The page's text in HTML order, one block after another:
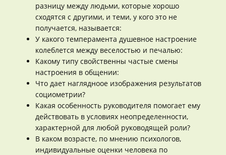
разницу между людьми, которые хорошо
сходятся с другими, и теми, у кого это не
получается, называется:
У какого темперамента душевное настроение
колеблется между веселостью и печалью:
Какому типу свойственны частые смены
настроения в общении:
Что дает наглядноое изображения результатов
социометрии?
Какая особенность руководителя помогает ему
действовать в условиях неопределенности,
характерной для любой руководящей роли?
В каком возрасте, по мнению психологов,
индивидуальные оценки человека по